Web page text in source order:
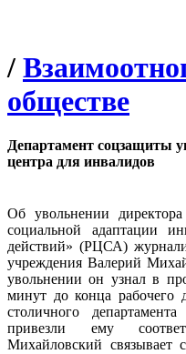
/
обществе
Департамент соцзащиты
центра для инвалидов
Об увольнении
социальной адаптации
действий» (РЦСА)
учреждения Валерий
увольнении он узнал в
минут до конца рабочего
столичного
привезли ему
Михайловский связывает